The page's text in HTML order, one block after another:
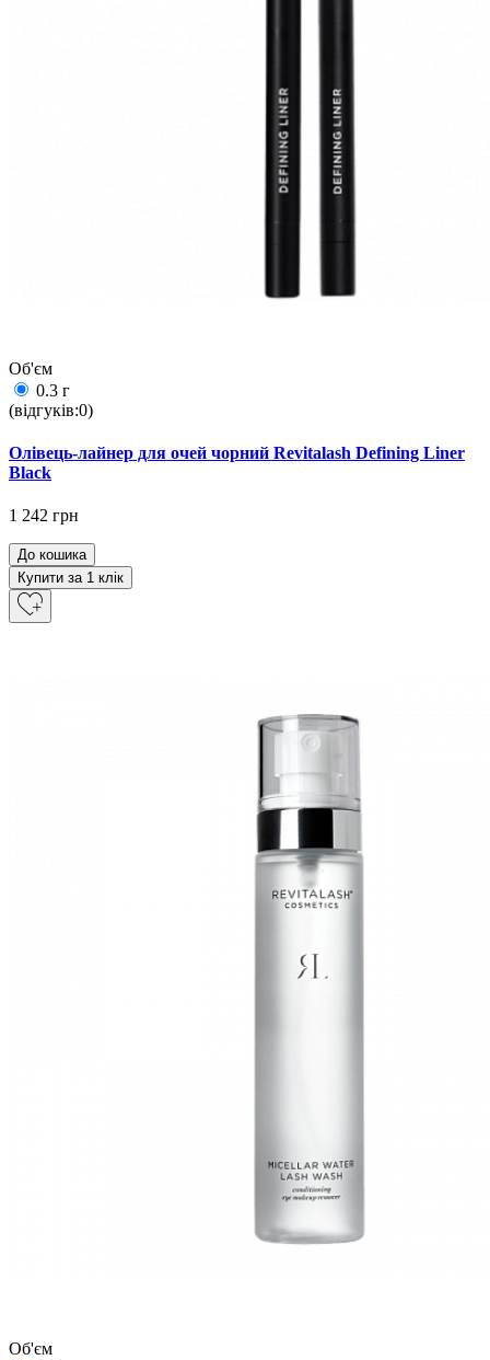
Об'єм
0.3 г
(відгуків:0)
Олівець-лайнер для очей чорний Revitalash Defining Liner
Black
1 242 грн
До кошика
Купити за 1 клiк
Об'єм